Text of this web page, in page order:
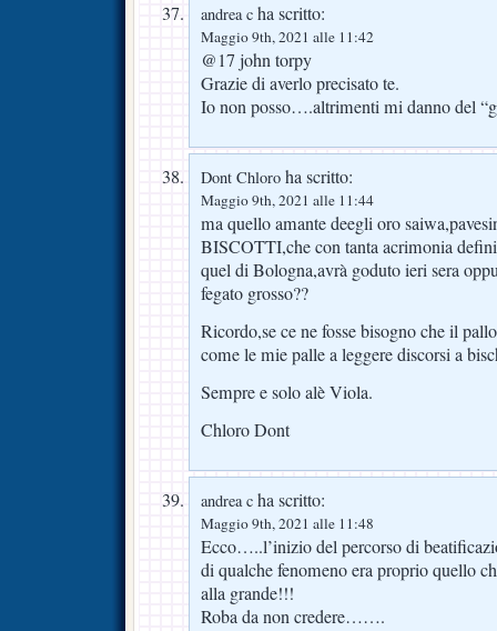
andrea c ha scritto:
Maggio 9th, 2021 alle 11:42
@17 john torpy
Grazie di averlo precisato te.
Io non posso….altrimenti mi danno del
Dont Chloro ha scritto:
Maggio 9th, 2021 alle 11:44
ma quello amante deegli oro
BISCOTTI,che con tanta acrimonia
quel di Bologna,avrà goduto ieri sera
fegato grosso??
Ricordo,se ce ne fosse bisogno che il
come le mie palle a leggere discorsi a
Sempre e solo alè Viola.
Chloro Dont
andrea c ha scritto:
Maggio 9th, 2021 alle 11:48
Ecco…..l’inizio del percorso di
di qualche fenomeno era proprio quello
alla grande!!!
Roba da non credere…….